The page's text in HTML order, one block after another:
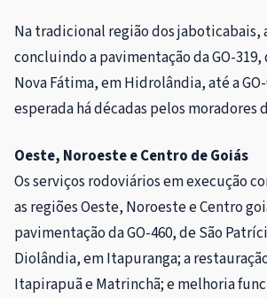
Na tradicional região dos jaboticabais,
concluindo a pavimentação da GO-
Nova Fátima, em Hidrolândia, até a
esperada há décadas pelos moradores
Oeste, Noroeste e Centro de Goiás
Os serviços rodoviários em execução
as regiões Oeste, Noroeste e Centro
pavimentação da GO-460, de São
Diolândia, em Itapuranga; a
Itapirapuã e Matrinchã; e melhoria